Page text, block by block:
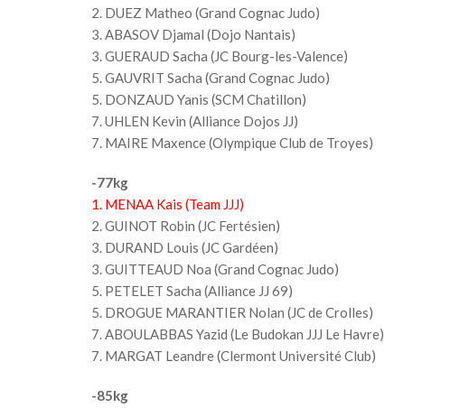
2. DUEZ Matheo (Grand Cognac Judo)
3. ABASOV Djamal (Dojo Nantais)
3. GUERAUD Sacha (JC Bourg-les-Valence)
5. GAUVRIT Sacha (Grand Cognac Judo)
5. DONZAUD Yanis (SCM Chatillon)
7. UHLEN Kevin (Alliance Dojos JJ)
7. MAIRE Maxence (Olympique Club de Troyes)
-77kg
1. MENAA Kais (Team JJJ)
2. GUINOT Robin (JC Fertésien)
3. DURAND Louis (JC Gardéen)
3. GUITTEAUD Noa (Grand Cognac Judo)
5. PETELET Sacha (Alliance JJ 69)
5. DROGUE MARANTIER Nolan (JC de Crolles)
7. ABOULABBAS Yazid (Le Budokan JJJ Le Havre)
7. MARGAT Leandre (Clermont Université Club)
-85kg